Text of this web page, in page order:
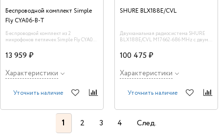
Беспроводной комплект Simple
Fly CYA06-B-T
Беспроводной комплект из 2
микрофонов петличек Simple Fly CYA06-
13 959 ₽
Характеристики
Уточнить наличие
SHURE BLX188E/CVL
Двухканальная радиосистема SHURE
BLX188E/CVL M17 662-686 MHz с двумя
100 475 ₽
Характеристики
Уточнить наличие
1 2 3 4 След.